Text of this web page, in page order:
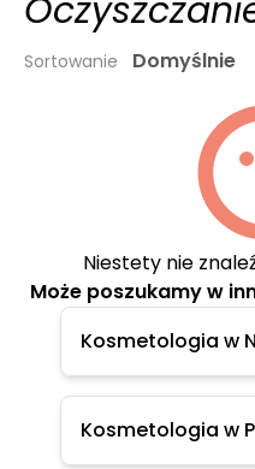
Sortowanie Domyślnie
Niestety nie
Może poszukamy w
Kosmetologia w
Kosmetologia w